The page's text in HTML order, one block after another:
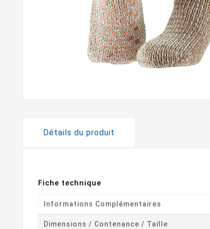
Détails du produit
Fiche technique
Informations Complémentaires
Dimensions / Contenance / Taille